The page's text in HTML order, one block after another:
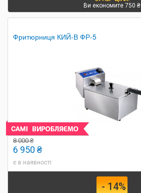
Ви економите 750 ₴
Фритюрниця КИЙ-В ФР-5
8 000 ₴
6 950 ₴
є в наявності
- 14%